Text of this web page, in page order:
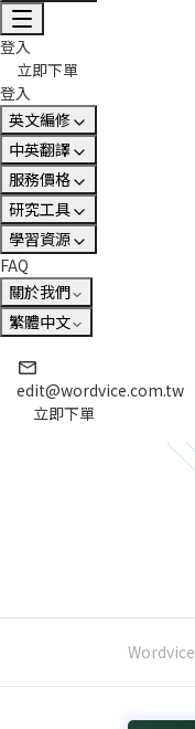
登入
立即下單
登入
英文編修
中英翻譯
服務價格
研究工具
學習資源
FAQ
關於我們
繁體中文
edit@wordvice.com.tw
立即下單
Wordvice